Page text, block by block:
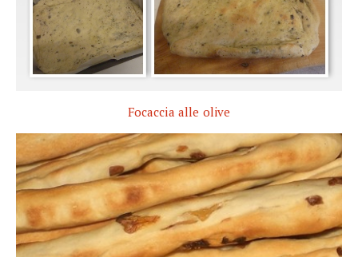
Focaccia alle olive